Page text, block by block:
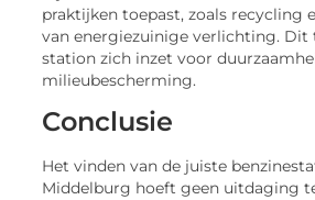
praktijken toepast, zoals recycling
van energiezuinige verlichting. Dit
station zich inzet voor
milieubescherming.
Conclusie
Het vinden van de juiste
Middelburg hoeft geen uitdaging